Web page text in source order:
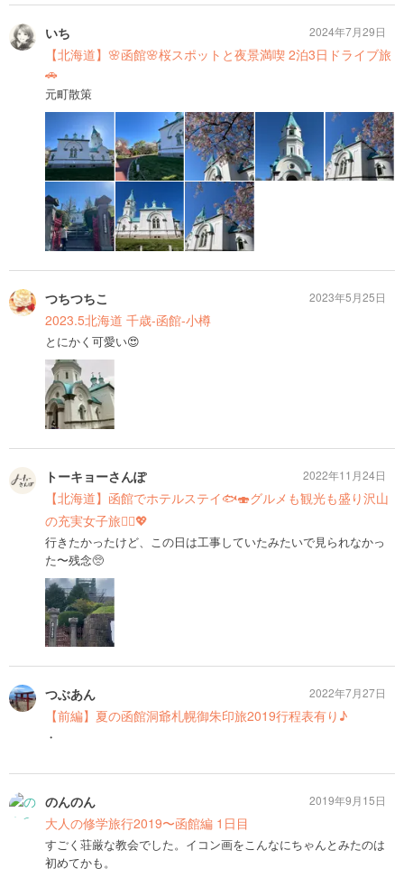
いち
【北海道】🌸函館🌸桜スポットと夜景満喫 2泊3日ドライブ旅
🚗
元町散策
2024年7月29日
つちつちこ
2023.5北海道 千歳-函館-小樽
とにかく可愛い😍
2023年5月25日
トーキョーさんぽ
【北海道】函館でホテルステイ🐟🍣グルメも観光も盛り沢山
の充実女子旅👯‍♀️💖
行きたかったけど、この日は工事していたみたいで見られなかっ
た〜残念🥺
2022年11月24日
つぶあん
【前編】夏の函館洞爺札幌御朱印旅2019行程表有り♪
・
2022年7月27日
のんのん
大人の修学旅行2019〜函館編 1日目
すごく荘厳な教会でした。イコン画をこんなにちゃんとみたのは
初めてかも。
2019年9月15日